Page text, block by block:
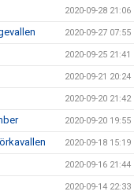
2020-09-28 21:06
2020-09-27 07:55
2020-09-25 21:41
2020-09-21 20:24
2020-09-20 21:42
2020-09-20 19:55
2020-09-18 15:19
2020-09-16 21:44
2020-09-14 22:33